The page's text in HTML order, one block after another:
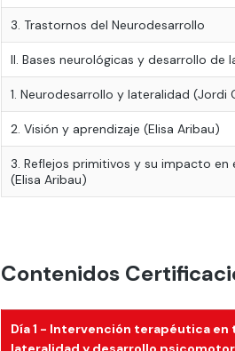
3. Trastornos del Neurodesarrollo
II. Bases neurológicas y desarrollo de
1. Neurodesarrollo y lateralidad (Jordi
2. Visión y aprendizaje (Elisa Aribau)
3. Reflejos primitivos y su impacto en
(Elisa Aribau)
Contenidos
Día 1 - Intervención terapéutica